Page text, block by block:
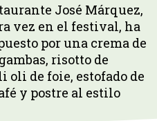
José Márquez,
vez en el festival, ha
por una crema de
risotto de
oli de foie, estofado de
y postre al estilo